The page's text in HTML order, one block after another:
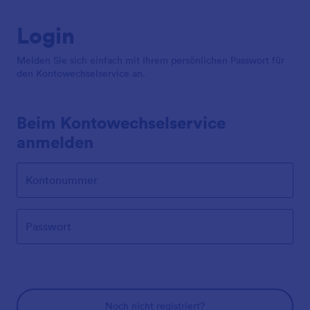
Login
Melden Sie sich einfach mit Ihrem persönlichen Passwort für
den Kontowechselservice an.
Beim Kontowechselservice
anmelden
Kontonummer
Passwort
Noch nicht registriert?